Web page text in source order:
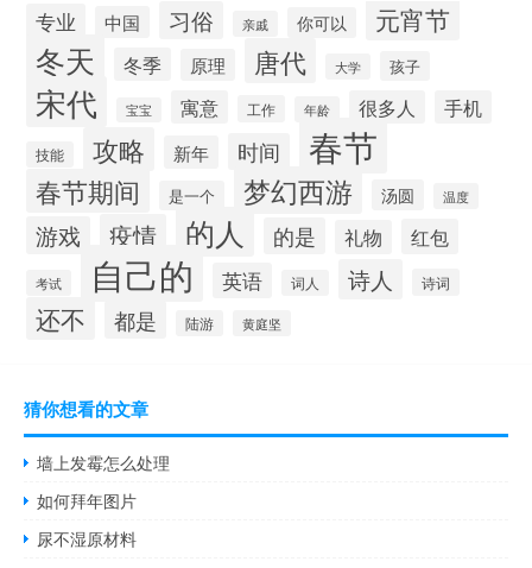
专业 中国 习俗 亲戚 你可以 元宵节
冬天 冬季 原理 唐代 大学 孩子
宋代 宝宝 寓意 工作 年龄 很多人 手机
技能 攻略 新年 时间 春节
春节期间 是一个 梦幻西游 汤圆 温度
游戏 疫情 的人 的是 礼物 红包
考试 自己的 英语 词人 诗人 诗词
还不 都是 陆游 黄庭坚
猜你想看的文章
墙上发霉怎么处理
如何拜年图片
尿不湿原材料